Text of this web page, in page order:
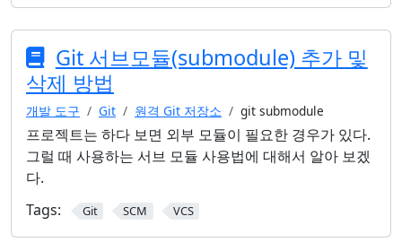
Git 서브모듈(submodule) 추가 및
삭제 방법
개발 도구 Git 원격 Git 저장소 git submodule
프로젝트는 하다 보면 외부 모듈이 필요한 경우가 있다.
그럴 때 사용하는 서브 모듈 사용법에 대해서 알아 보겠
다.
Tags:
Git SCM VCS